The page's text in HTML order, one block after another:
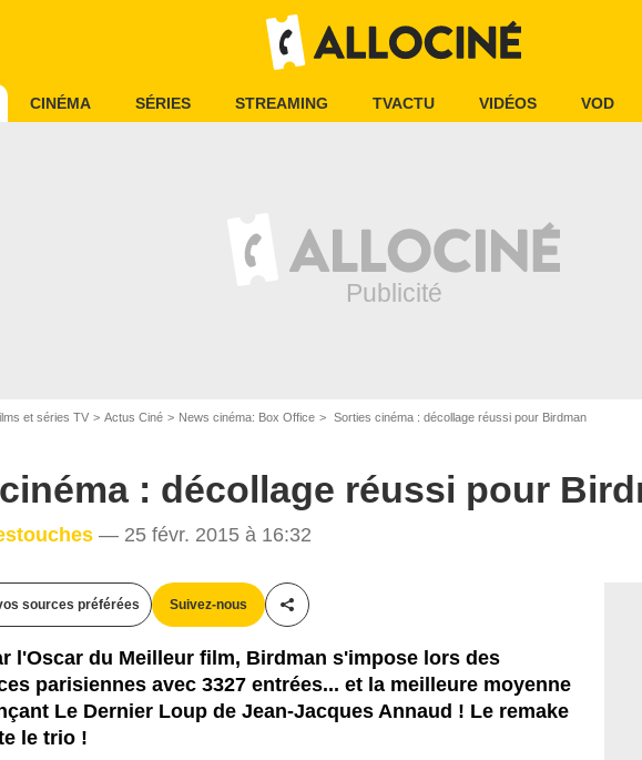
CINÉMA SÉRIES STREAMING TVACTU VIDÉOS VOD
et séries TV Actus Ciné News cinéma: Box Office Sorties cinéma : décollage réussi pour Birdman
: décollage réussi pour
— 25 févr. 2015 à 16:32
sources préférées Suivez-nous
Partager cet article
l'Oscar du Meilleur film, Birdman s'impose lors des
parisiennes avec 3327 entrées... et la meilleure moyenne
Le Dernier Loup de Jean-Jacques Annaud ! Le remake
le trio !
2014 Twentieth Century Fox